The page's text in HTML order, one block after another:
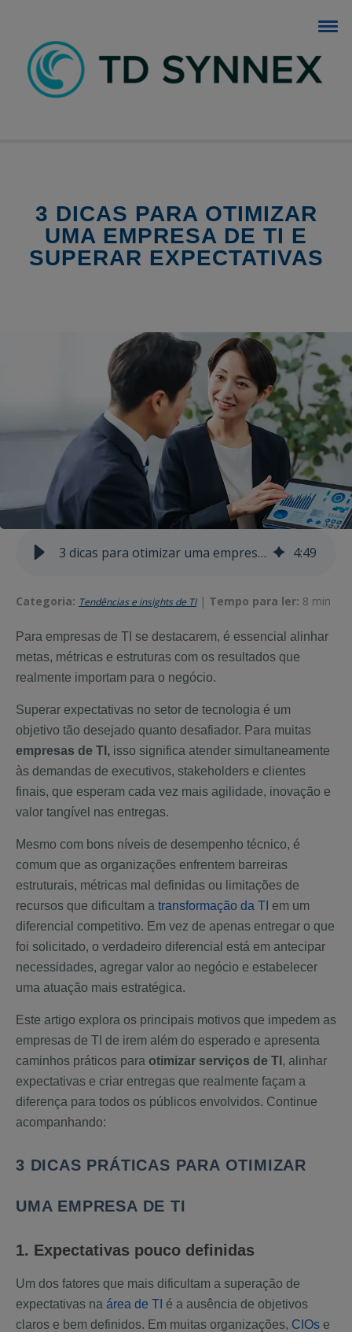
BLOG TD SYNNEX
3 DICAS PARA OTIMIZAR
UMA EMPRESA DE TI E
SUPERAR EXPECTATIVAS
3 dicas para otimizar uma empresa de TI e superar expectativas 4:49
Categoria: Tendências e insights de TI | Tempo para ler: 8 min
Para empresas de TI se destacarem, é essencial alinhar
metas, métricas e estruturas com os resultados que
realmente importam para o negócio.
Superar expectativas no setor de tecnologia é um
objetivo tão desejado quanto desafiador. Para muitas
empresas de TI, isso significa atender simultaneamente
às demandas de executivos, stakeholders e clientes
finais, que esperam cada vez mais agilidade, inovação e
valor tangível nas entregas.
Mesmo com bons níveis de desempenho técnico, é
comum que as organizações enfrentem barreiras
estruturais, métricas mal definidas ou limitações de
recursos que dificultam a transformação da TI em um
diferencial competitivo. Em vez de apenas entregar o que
foi solicitado, o verdadeiro diferencial está em antecipar
necessidades, agregar valor ao negócio e estabelecer
uma atuação mais estratégica.
Este artigo explora os principais motivos que impedem as
empresas de TI de irem além do esperado e apresenta
caminhos práticos para otimizar serviços de TI , alinhar
expectativas e criar entregas que realmente façam a
diferença para todos os públicos envolvidos. Continue
acompanhando:
3 DICAS PRÁTICAS PARA OTIMIZAR
UMA EMPRESA DE TI
1. Expectativas pouco definidas
Um dos fatores que mais dificultam a superação de
expectativas na área de TI é a ausência de objetivos
claros e bem definidos. Em muitas organizações, CIOs e